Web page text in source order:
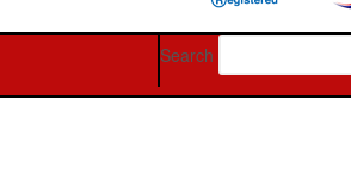
Search